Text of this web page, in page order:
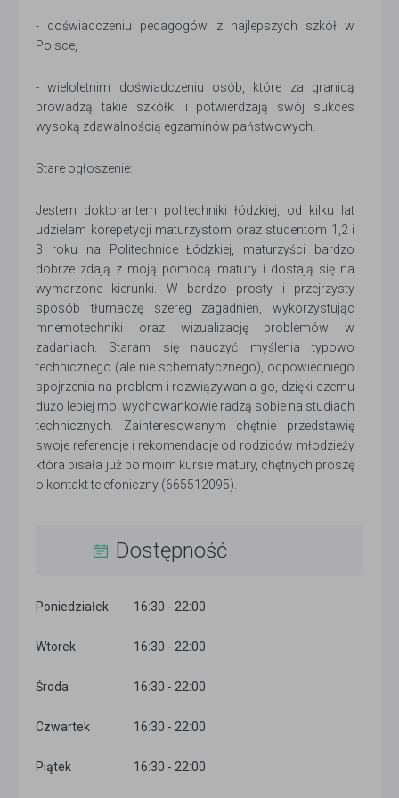
- doświadczeniu pedagogów z najlepszych szkół w
Polsce,
- wieloletnim doświadczeniu osób, które za granicą
prowadzą takie szkółki i potwierdzają swój sukces
wysoką zdawalnością egzaminów państwowych.
Stare ogłoszenie:
Jestem doktorantem politechniki łódzkiej, od kilku lat
udzielam korepetycji maturzystom oraz studentom 1,2 i
3 roku na Politechnice Łódzkiej, maturzyści bardzo
dobrze zdają z moją pomocą matury i dostają się na
wymarzone kierunki. W bardzo prosty i przejrzysty
sposób tłumaczę szereg zagadnień, wykorzystując
mnemotechniki oraz wizualizację problemów w
zadaniach. Staram się nauczyć myślenia typowo
technicznego (ale nie schematycznego), odpowiedniego
spojrzenia na problem i rozwiązywania go, dzięki czemu
dużo lepiej moi wychowankowie radzą sobie na studiach
technicznych. Zainteresowanym chętnie przedstawię
swoje referencje i rekomendacje od rodziców młodzieży
która pisała już po moim kursie matury, chętnych proszę
o kontakt telefoniczny (665512095).
Dostępność
Poniedziałek 16:30 - 22:00
Wtorek 16:30 - 22:00
Środa 16:30 - 22:00
Czwartek 16:30 - 22:00
Piątek 16:30 - 22:00